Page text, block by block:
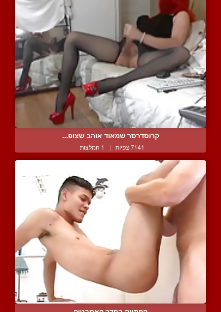
קרוסדרסר שמאוד אוהב שצופ...
7141 צפיות | 1 המלצות